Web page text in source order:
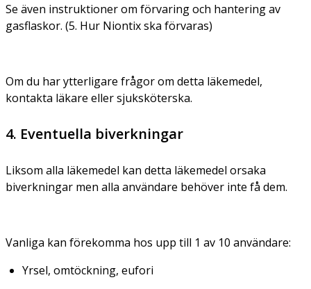
Se även instruktioner om förvaring och hantering av
gasflaskor. (5. Hur Niontix ska förvaras)
Om du har ytterligare frågor om detta läkemedel,
kontakta läkare eller sjuksköterska.
4. Eventuella biverkningar
Liksom alla läkemedel kan detta läkemedel orsaka
biverkningar men alla användare behöver inte få dem.
Vanliga kan förekomma hos upp till 1 av 10 användare:
Yrsel, omtöckning, eufori